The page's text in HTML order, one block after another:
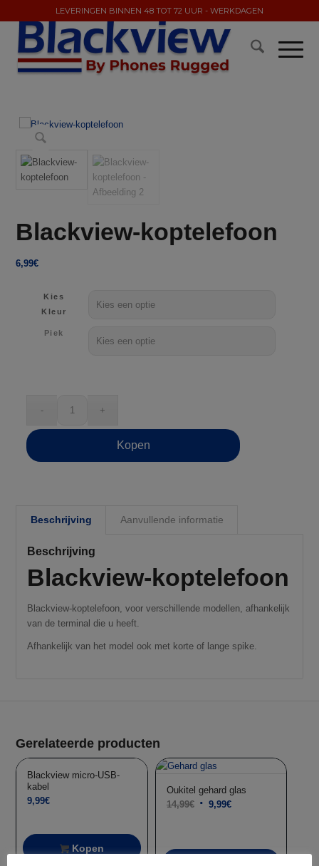
LEVERINGEN BINNEN 48 TOT 72 UUR - WERKDAGEN
Blackview-koptelefoon
6,99€
Kies
Kleur
Piek
Kopen
Beschrijving Aanvullende informatie
Beschrijving
Blackview-koptelefoon
Blackview-koptelefoon, voor verschillende modellen, afhankelijk
van de terminal die u heeft.
Afhankelijk van het model ook met korte of lange spike.
Gerelateerde producten
Blackview micro-USB-
kabel
9,99€
Kopen
Oukitel gehard glas
14,99€ Oorspronkelijke
14,99€.
9,99€Huidige
9,99€.